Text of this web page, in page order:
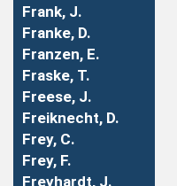
Frank, J.
Franke, D.
Franzen, E.
Fraske, T.
Freese, J.
Freiknecht, D.
Frey, C.
Frey, F.
Freyhardt, J.